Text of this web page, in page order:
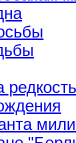
редкость